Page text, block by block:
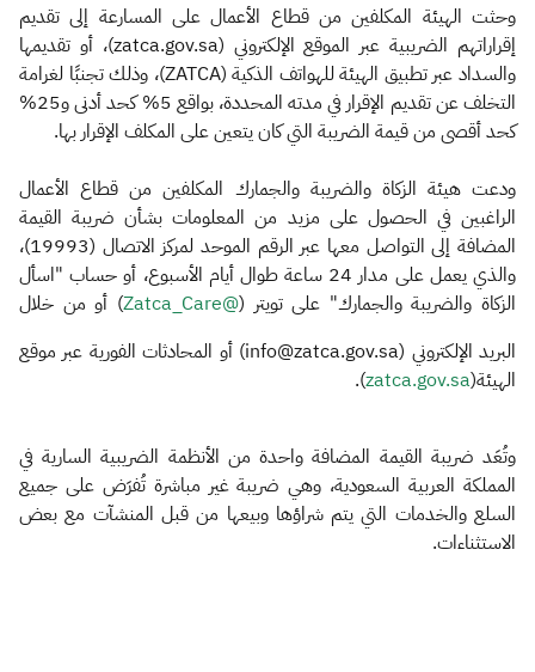
وحثت الهيئة المكلفين من قطاع الأعمال على المسارعة إلى تقديم
إقراراتهم الضريبية عبر الموقع الإلكتروني (zatca.gov.sa)، أو تقديمها
والسداد عبر تطبيق الهيئة للهواتف الذكية (ZATCA)، وذلك تجنبًا لغرامة
التخلف عن تقديم الإقرار في مدته المحددة، بواقع 5% كحد أدنى و25%
كحد أقصى من قيمة الضريبة التي كان يتعين على المكلف الإقرار بها.
ودعت هيئة الزكاة والضريبة والجمارك المكلفين من قطاع الأعمال
الراغبين في الحصول على مزيد من المعلومات بشأن ضريبة القيمة
المضافة إلى التواصل معها عبر الرقم الموحد لمركز الاتصال (19993)،
والذي يعمل على مدار 24 ساعة طوال أيام الأسبوع، أو حساب "اسأل
الزكاة والضريبة والجمارك" على تويتر (@Zatca_Care
) أو من خلال
البريد الإلكتروني (info@zatca.gov.sa) أو المحادثات الفورية عبر موقع
الهيئة(zatca.gov.sa​
).
وتُعَد ضريبة القيمة المضافة واحدة من الأنظمة الضريبية السارية في
المملكة العربية السعودية، وهي ضريبة غير مباشرة تُفرَض على جميع
السلع والخدمات التي يتم شراؤها وبيعها من قبل المنشآت مع بعض
الاستثناءات.